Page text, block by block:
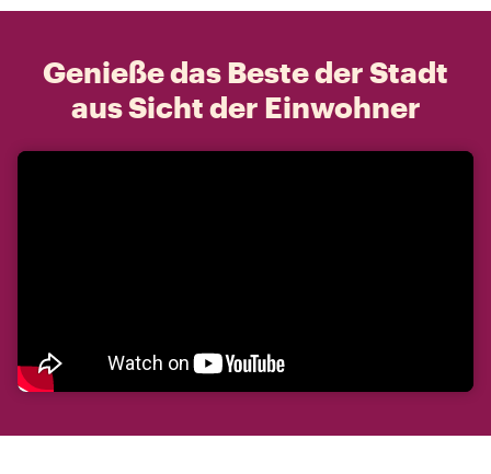
Genieße das Beste der Stadt
aus Sicht der Einwohner